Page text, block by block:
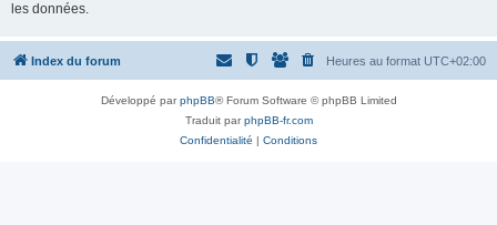
les données.
Index du forum Heures au format UTC+02:00
Développé parphpBB® Forum Software © phpBB Limited
Traduit parphpBB-fr.com
Confidentialité | Conditions